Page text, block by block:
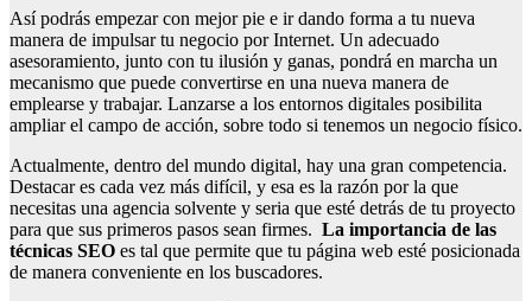
Así podrás empezar con mejor pie e ir dando forma a tu nueva
manera de impulsar tu negocio por Internet. Un adecuado
asesoramiento, junto con tu ilusión y ganas, pondrá en marcha un
mecanismo que puede convertirse en una nueva manera de
emplearse y trabajar. Lanzarse a los entornos digitales posibilita
ampliar el campo de acción, sobre todo si tenemos un negocio físico.
Actualmente, dentro del mundo digital, hay una gran competencia.
Destacar es cada vez más difícil, y esa es la razón por la que
necesitas una agencia solvente y seria que esté detrás de tu proyecto
para que sus primeros pasos sean firmes. La importancia de las
técnicas SEO es tal que permite que tu página web esté posicionada
de manera conveniente en los buscadores.